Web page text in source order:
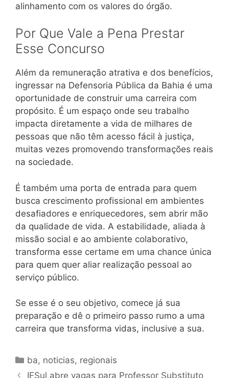
alinhamento com os valores do órgão.
Por Que Vale a Pena Prestar
Esse Concurso
Além da remuneração atrativa e dos benefícios,
ingressar na Defensoria Pública da Bahia é uma
oportunidade de construir uma carreira com
propósito. É um espaço onde seu trabalho
impacta diretamente a vida de milhares de
pessoas que não têm acesso fácil à justiça,
muitas vezes promovendo transformações reais
na sociedade.
É também uma porta de entrada para quem
busca crescimento profissional em ambientes
desafiadores e enriquecedores, sem abrir mão
da qualidade de vida. A estabilidade, aliada à
missão social e ao ambiente colaborativo,
transforma esse certame em uma chance única
para quem quer aliar realização pessoal ao
serviço público.
Se esse é o seu objetivo, comece já sua
preparação e dê o primeiro passo rumo a uma
carreira que transforma vidas, inclusive a sua.
Categorias
ba, noticias, regionais
IFSul abre vagas para Professor Substituto